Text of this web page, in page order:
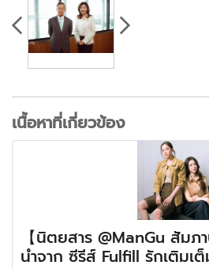
เนื้อหาที่เกี่ยวข้อง
【นิตยสาร @ManGu สั
นำจาก ซีรีส์ Fulfill รักเติมเต็